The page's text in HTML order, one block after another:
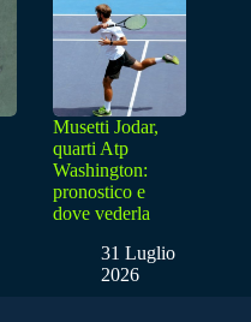
Musetti Jodar,
quarti Atp
Washington:
pronostico e
dove vederla
31 Luglio
2026